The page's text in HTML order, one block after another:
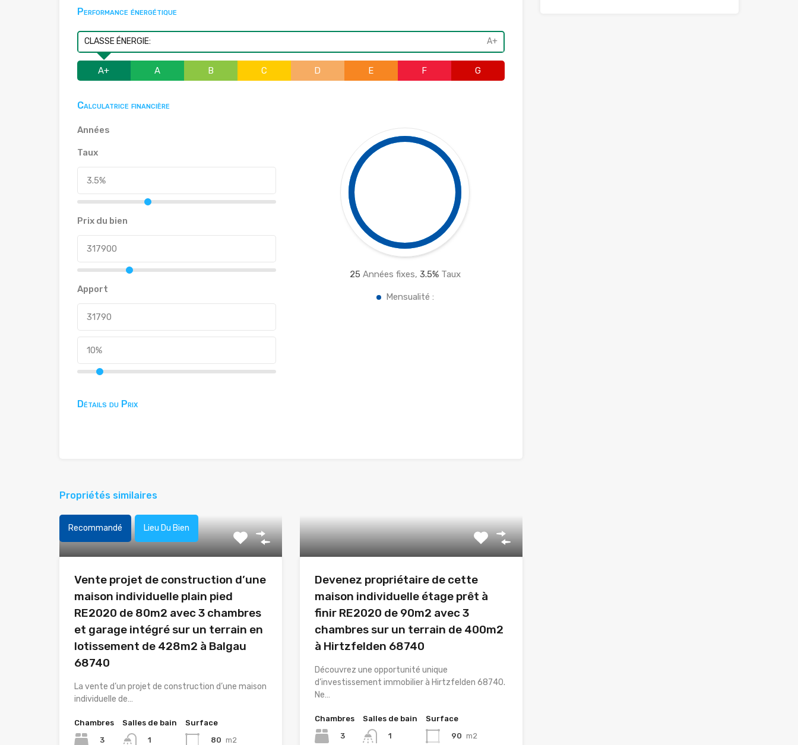
Performance énergétique
CLASSE ÉNERGIE: A+
A+ A B C D E F G
Calculatrice financière
Années
Taux
Prix du bien
Apport
25 Années fixes, 3.5%Taux
Mensualité :
Détails du Prix
Propriétés similaires
Recommandé Lieu Du Bien
Vente projet de construction d’une
maison individuelle plain pied
RE2020 de 80m2 avec 3 chambres
et garage intégré sur un terrain en
lotissement de 428m2 à Balgau
68740
La vente d’un projet de construction d’une maison
individuelle de…
Chambres
3
Salles de bain
1
Surface
80 m2
Devenez propriétaire de cette
maison individuelle étage prêt à
finir RE2020 de 90m2 avec 3
chambres sur un terrain de 400m2
à Hirtzfelden 68740
Découvrez une opportunité unique
d’investissement immobilier à Hirtzfelden 68740.
Ne…
Chambres
3
Salles de bain
1
Surface
90 m2